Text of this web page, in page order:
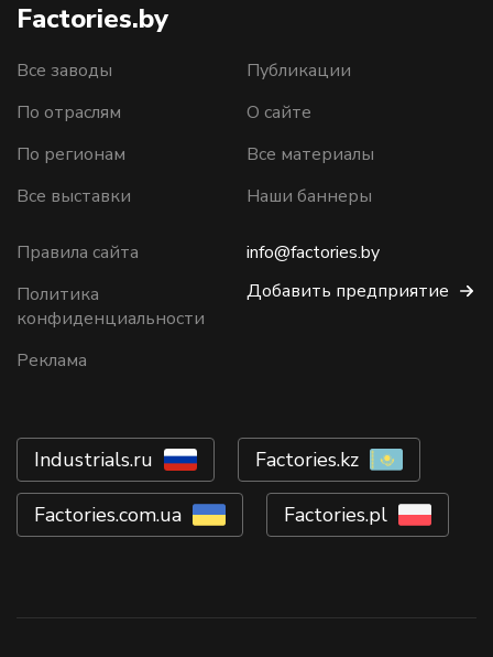
Factories.by
Все заводы
По отраслям
По регионам
Все выставки
Публикации
О сайте
Все материалы
Наши баннеры
Правила сайта
Политика
конфиденциальности
Реклама
info@factories.by
Добавить предприятие
Industrials.ru Factories.kz
Factories.com.ua Factories.pl